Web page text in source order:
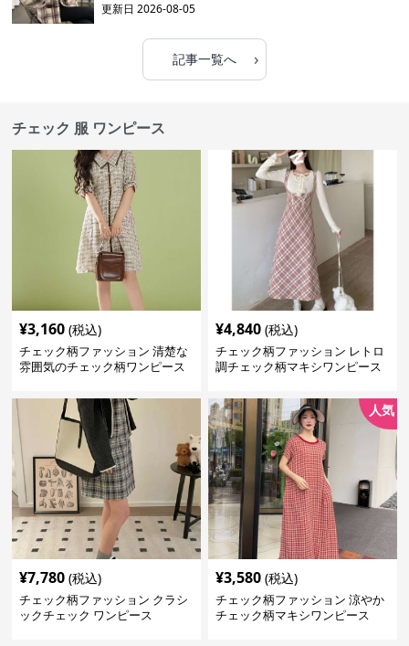
更新日2026-08-05
記事一覧へ ›
チェック 服 ワンピース
¥3,160 (税込)
チェック柄ファッション 清楚な
雰囲気のチェック柄ワンピース
¥4,840 (税込)
チェック柄ファッション レトロ
調チェック柄マキシワンピース
¥7,780 (税込)
チェック柄ファッション クラシ
ックチェック ワンピース
人気
¥3,580 (税込)
チェック柄ファッション 涼やか
チェック柄マキシワンピース